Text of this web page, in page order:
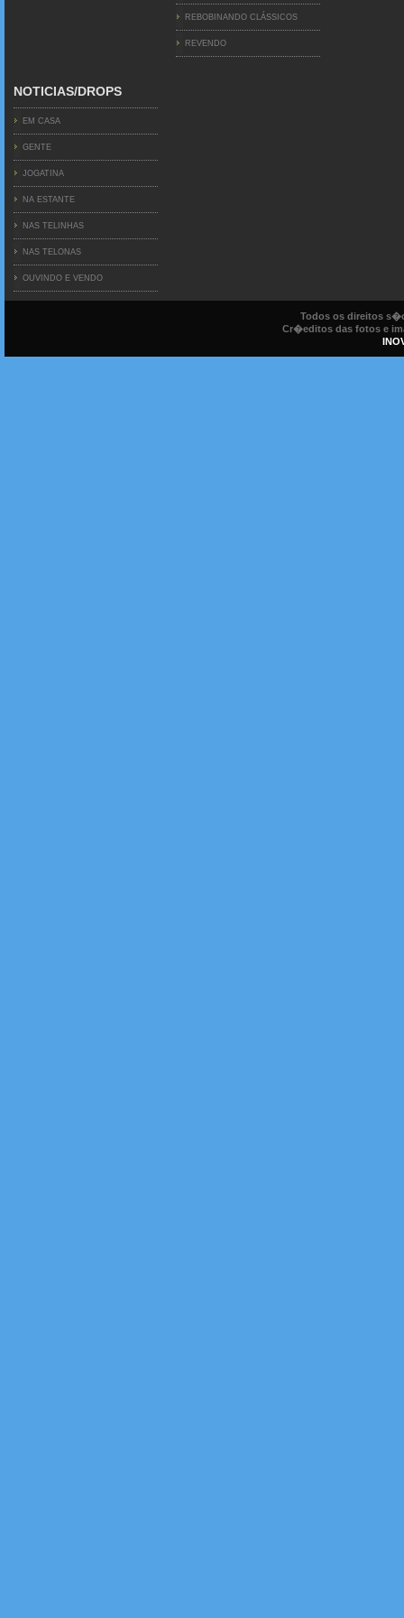
REBOBINANDO CLÁSSICOS
REVENDO
NOTICIAS/DROPS
EM CASA
GENTE
JOGATINA
NA ESTANTE
NAS TELINHAS
NAS TELONAS
OUVINDO E VENDO
Todos os direitos
Cr�editos das fotos e